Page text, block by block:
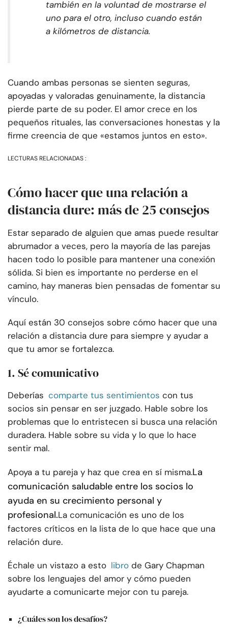
también en la voluntad de mostrarse el
uno para el otro, incluso cuando están
a kilómetros de distancia.
Cuando ambas personas se sienten seguras,
apoyadas y valoradas genuinamente, la distancia
pierde parte de su poder. El amor crece en los
pequeños rituales, las conversaciones honestas y la
firme creencia de que «estamos juntos en esto».
LECTURAS RELACIONADAS :
Cómo hacer que una relación a
distancia dure: más de 25 consejos
Estar separado de alguien que amas puede resultar
abrumador a veces, pero la mayoría de las parejas
hacen todo lo posible para mantener una conexión
sólida. Si bien es importante no perderse en el
camino, hay maneras bien pensadas de fomentar su
vínculo.
Aquí están 30 consejos sobre cómo hacer que una
relación a distancia dure para siempre y ayudar a
que tu amor se fortalezca.
1. Sé comunicativo
Deberías comparte tus sentimientos con tus
socios sin pensar en ser juzgado. Hable sobre los
problemas que lo entristecen si busca una relación
duradera. Hable sobre su vida y lo que lo hace
sentir mal.
Apoya a tu pareja y haz que crea en sí misma.La
comunicación saludable entre los socios lo
ayuda en su crecimiento personal y
profesional.La comunicación es uno de los
factores críticos en la lista de lo que hace que una
relación dure.
Échale un vistazo a esto libro de Gary Chapman
sobre los lenguajes del amor y cómo pueden
ayudarte a comunicarte mejor con tu pareja.
¿Cuáles son los desafíos?